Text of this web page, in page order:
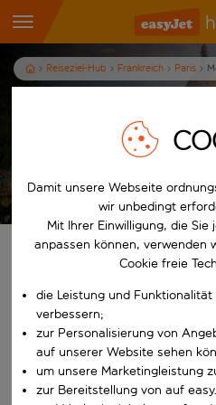
Reiseziel-Hub Frankreich Paris
Ferien anzeigen
p.P. ab
Finde deine perfekten
Beginne mit der Eingabe für die
Ab
Nach
Damit unsere Webseite
wir unbedingt
Mit Ihrer Einwilligung, die
anpassen können, verwenden
Cookie freie
die Leistung und
verbessern;
zur Personalisierung von
auf unserer Website sehen
um unsere Marketingleistung
zur Bereitstellung von auf